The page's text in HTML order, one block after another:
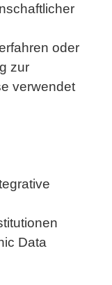
oder
zur
verwendet
Data